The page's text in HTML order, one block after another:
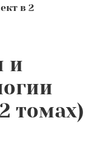
и
томах)